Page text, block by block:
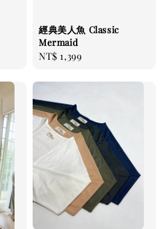
經典美人魚 Classic
Mermaid
Regular
NT$ 1,399